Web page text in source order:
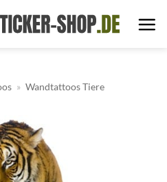
» Wandtattoos Tiere